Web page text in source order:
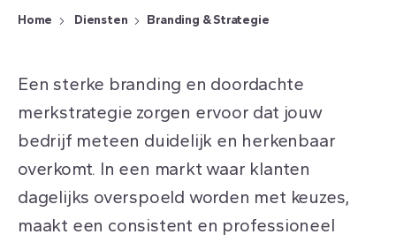
Home Diensten Branding & Strategie
Een sterke branding en doordachte
merkstrategie zorgen ervoor dat jouw
bedrijf meteen duidelijk en herkenbaar
overkomt. In een markt waar klanten
dagelijks overspoeld worden met keuzes,
maakt een consistent en professioneel